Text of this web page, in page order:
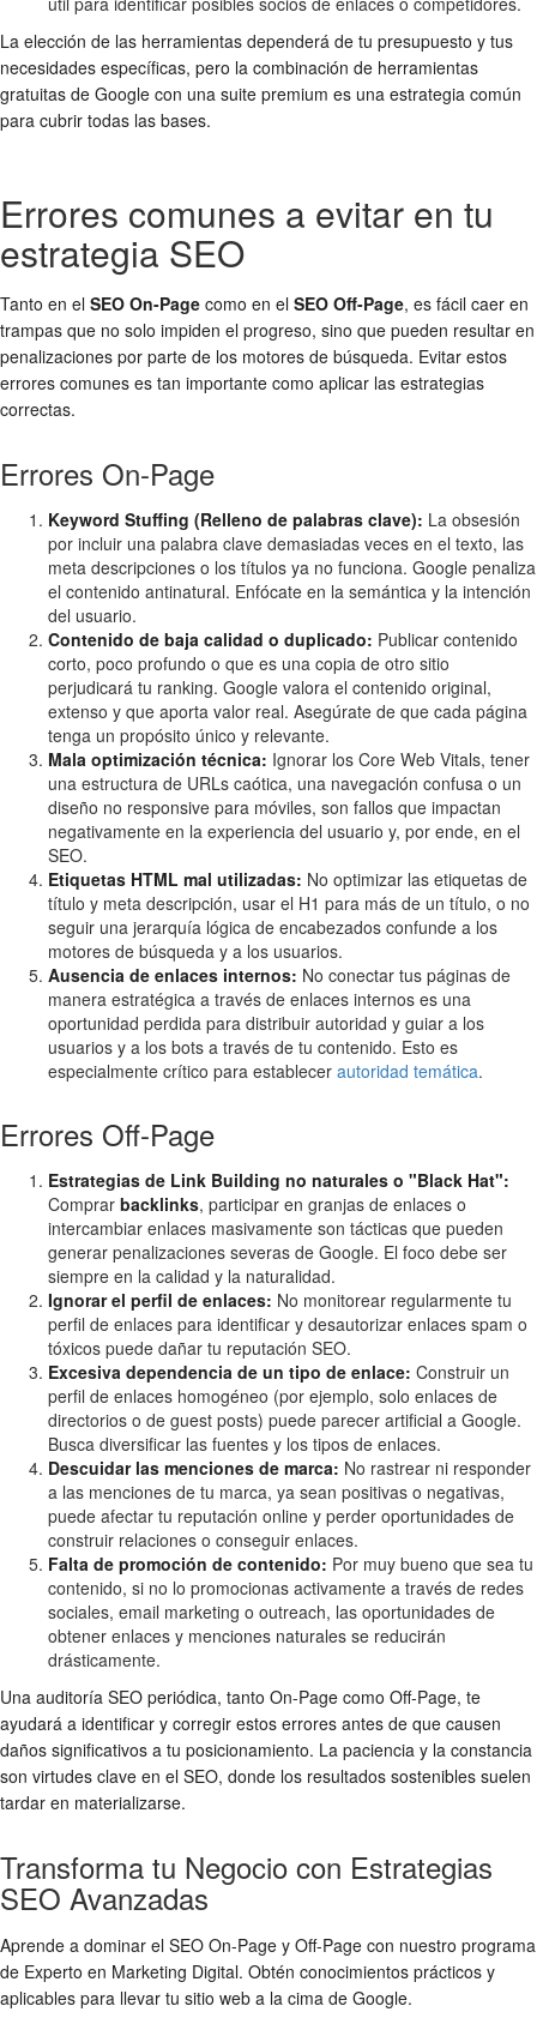
La elección de las herramientas dependerá de tu presupuesto y tus
necesidades específicas, pero la combinación de herramientas
gratuitas de Google con una suite premium es una estrategia común
para cubrir todas las bases.
Errores comunes a evitar en tu
estrategia SEO
Tanto en el SEO On-Page como en el SEO Off-Page, es fácil caer en
trampas que no solo impiden el progreso, sino que pueden resultar en
penalizaciones por parte de los motores de búsqueda. Evitar estos
errores comunes es tan importante como aplicar las estrategias
correctas.
Errores On-Page
Keyword Stuffing (Relleno de palabras clave): La obsesión
por incluir una palabra clave demasiadas veces en el texto, las
meta descripciones o los títulos ya no funciona. Google penaliza
el contenido antinatural. Enfócate en la semántica y la intención
del usuario.
Contenido de baja calidad o duplicado: Publicar contenido
corto, poco profundo o que es una copia de otro sitio
perjudicará tu ranking. Google valora el contenido original,
extenso y que aporta valor real. Asegúrate de que cada página
tenga un propósito único y relevante.
Mala optimización técnica: Ignorar los Core Web Vitals, tener
una estructura de URLs caótica, una navegación confusa o un
diseño no responsive para móviles, son fallos que impactan
negativamente en la experiencia del usuario y, por ende, en el
SEO.
Etiquetas HTML mal utilizadas: No optimizar las etiquetas de
título y meta descripción, usar el H1 para más de un título, o no
seguir una jerarquía lógica de encabezados confunde a los
motores de búsqueda y a los usuarios.
Ausencia de enlaces internos: No conectar tus páginas de
manera estratégica a través de enlaces internos es una
oportunidad perdida para distribuir autoridad y guiar a los
usuarios y a los bots a través de tu contenido. Esto es
especialmente crítico para establecer autoridad temática.
Errores Off-Page
Estrategias de Link Building no naturales o "Black Hat":
Comprar backlinks, participar en granjas de enlaces o
intercambiar enlaces masivamente son tácticas que pueden
generar penalizaciones severas de Google. El foco debe ser
siempre en la calidad y la naturalidad.
Ignorar el perfil de enlaces: No monitorear regularmente tu
perfil de enlaces para identificar y desautorizar enlaces spam o
tóxicos puede dañar tu reputación SEO.
Excesiva dependencia de un tipo de enlace: Construir un
perfil de enlaces homogéneo (por ejemplo, solo enlaces de
directorios o de guest posts) puede parecer artificial a Google.
Busca diversificar las fuentes y los tipos de enlaces.
Descuidar las menciones de marca: No rastrear ni responder
a las menciones de tu marca, ya sean positivas o negativas,
puede afectar tu reputación online y perder oportunidades de
construir relaciones o conseguir enlaces.
Falta de promoción de contenido: Por muy bueno que sea tu
contenido, si no lo promocionas activamente a través de redes
sociales, email marketing o outreach, las oportunidades de
obtener enlaces y menciones naturales se reducirán
drásticamente.
Una auditoría SEO periódica, tanto On-Page como Off-Page, te
ayudará a identificar y corregir estos errores antes de que causen
daños significativos a tu posicionamiento. La paciencia y la constancia
son virtudes clave en el SEO, donde los resultados sostenibles suelen
tardar en materializarse.
Transforma tu Negocio con Estrategias
SEO Avanzadas
Aprende a dominar el SEO On-Page y Off-Page con nuestro programa
de Experto en Marketing Digital. Obtén conocimientos prácticos y
aplicables para llevar tu sitio web a la cima de Google.